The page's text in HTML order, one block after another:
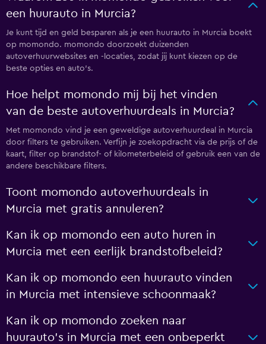
een huurauto in Murcia?
Je kunt tijd en geld besparen als je een huurauto in Murcia boekt
op momondo. momondo doorzoekt duizenden
autoverhuurwebsites en -locaties, zodat jij kunt kiezen op de
beste opties en auto's.
Hoe helpt momondo mij bij het vinden
van de beste autoverhuurdeals in Murcia?
Met momondo vind je een geweldige autoverhuurdeal in Murcia
door filters te gebruiken. Verfijn je zoekopdracht via de prijs of de
kaart, filter op brandstof- of kilometerbeleid of gebruik een van de
andere beschikbare filters.
Toont momondo autoverhuurdeals in
Murcia met gratis annuleren?
Kan ik op momondo een auto huren in
Murcia met een eerlijk brandstofbeleid?
Kan ik op momondo een huurauto vinden
in Murcia met intensieve schoonmaak?
Kan ik op momondo zoeken naar
huurauto's in Murcia met een onbeperkt